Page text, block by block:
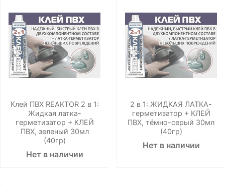
Клей ПВХ REAKTOR 2 в 1:
Жидкая латка-
герметизатор + КЛЕЙ
ПВХ, зеленый 30мл
(40гр)
Нет в наличии
2 в 1: ЖИДКАЯ ЛАТКА-
герметизатор + КЛЕЙ
ПВХ, тёмно-серый 30мл
(40гр)
Нет в наличии